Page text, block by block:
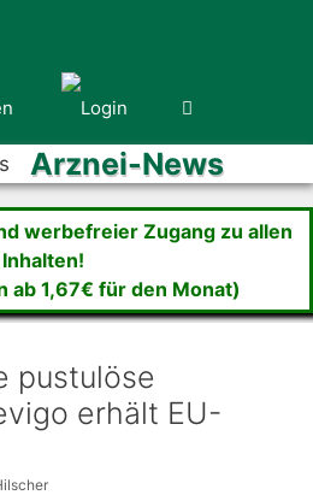
Arznei-News
werbefreier Zugang zu allen
Inhalten!
ab 1,67€ für den Monat)
pustulöse
erhält EU-